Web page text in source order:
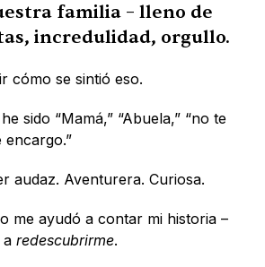
familia – lleno de
incredulidad, orgullo.
cómo se sintió eso.
sido “Mamá,” “Abuela,” “no te
audaz. Aventurera. Curiosa.
me ayudó a contar mi historia –
a redescubrirme.